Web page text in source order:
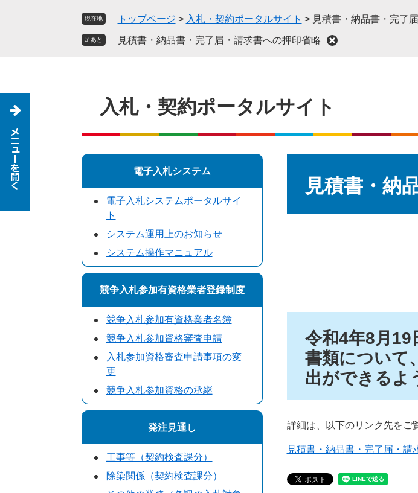
で
ば
現在地 トップページ > 入札・契約ポータルサイト > 見積書・納品書・完了
足あと 見積書・納品書・完了届・請求書への押印省略
入札・契約ポータルサイト
見積書・納
令和4年8月19
書類について
出ができるよ
詳細は、以下のリンク先をご
見積書・納品書・完了届・請
電子入札システム
電子入札システムポータルサイ
ト
システム運用上のお知らせ
システム操作マニュアル
競争入札参加有資格業者登録制度
競争入札参加有資格業者名簿
競争入札参加資格審査申請
入札参加資格審査申請事項の変
更
競争入札参加資格の承継
発注見通し
工事等（契約検査課分）
除染関係（契約検査課分）